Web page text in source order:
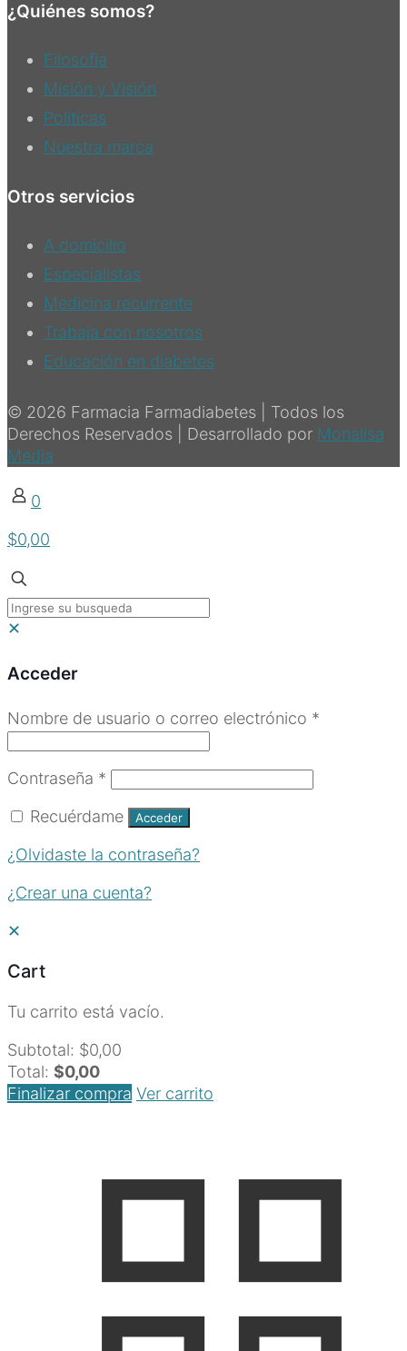
¿Quiénes somos?
Filosofia
Misión y Visión
Politicas
Nuestra marca
Otros servicios
A domicilio
Especialistas
Medicina recurrente
Trabaja con nosotros
Educación en diabetes
© 2026 Farmacia Farmadiabetes | Todos los
Derechos Reservados | Desarrollado por Monalisa
Media
0
$0,00
✕
Acceder
Nombre de usuario o correo electrónico *
Contraseña *
Recuérdame Acceder
¿Olvidaste la contraseña?
¿Crear una cuenta?
✕
Cart
Tu carrito está vacío.
Subtotal: $0,00
Total: $0,00
Finalizar compra Ver carrito